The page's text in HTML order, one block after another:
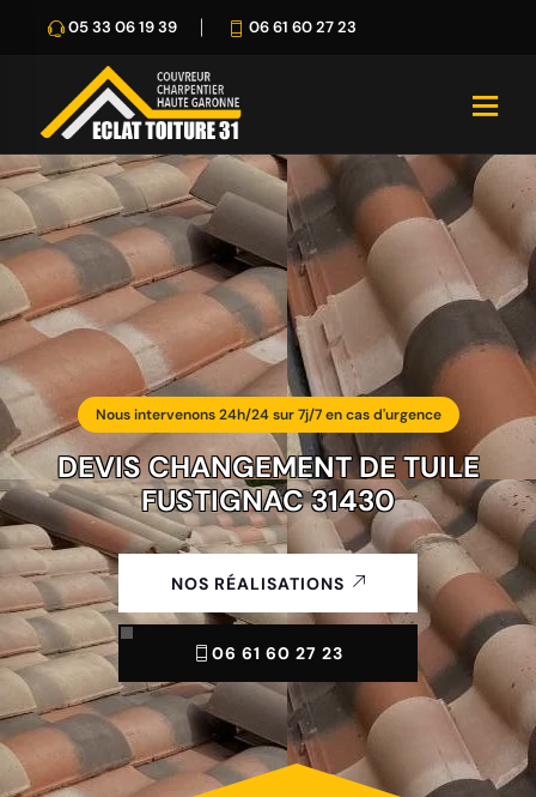
05 33 06 19 39 06 61 60 27 23
Nous intervenons 24h/24 sur 7j/7 en cas d'urgence
DEVIS CHANGEMENT DE TUILE
FUSTIGNAC 31430
NOS RÉALISATIONS
06 61 60 27 23